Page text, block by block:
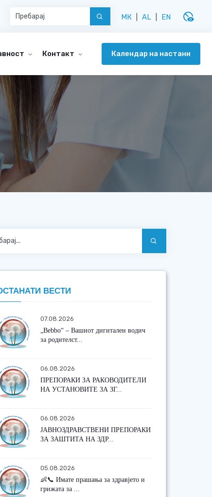
МК AL EN disabled_visible
Контакт Календар на настани
ВЕСТИ
07.08.2026
„Bebbo“ – Вашиот дигитален водич
за родителст...
06.08.2026
ПРЕПОРАКИ ЗА РАКОВОДИТЕЛИ
НА УСТАНОВИТЕ ЗА ЗГ...
06.08.2026
ЈАВНОЗДРАВСТВЕНИ ПРЕПОРАКИ
ЗА ЗАШТИТА НА ЗДР...
05.08.2026
👶📞 Имате прашања за здравјето и
грижата за ...